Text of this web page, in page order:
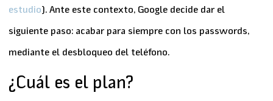
estudio). Ante este contexto, Google decide dar el
siguiente paso: acabar para siempre con los passwords,
mediante el desbloqueo del teléfono.
¿Cuál es el plan?